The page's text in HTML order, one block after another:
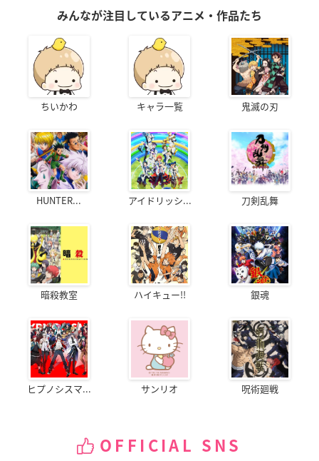
みんなが注目しているアニメ・作品たち
ちいかわ キャラ一覧 鬼滅の刃
HUNTER... アイドリッシ... 刀剣乱舞
暗殺教室 ハイキュー!! 銀魂
ヒプノシスマ... サンリオ 呪術廻戦
OFFICIAL SNS